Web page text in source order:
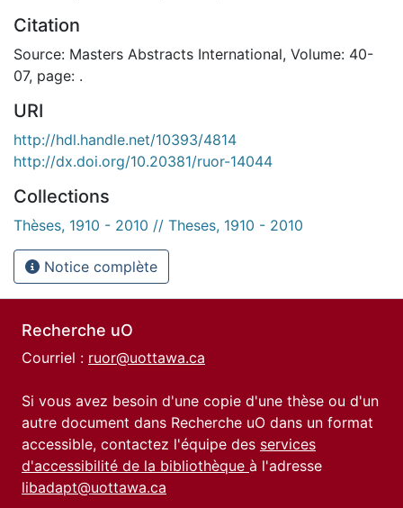
Citation
Source: Masters Abstracts International, Volume: 40-
07, page: .
URI
http://hdl.handle.net/10393/4814
http://dx.doi.org/10.20381/ruor-14044
Collections
Thèses, 1910 - 2010 // Theses, 1910 - 2010
Notice complète
Recherche uO
Courriel : ruor@uottawa.ca
Si vous avez besoin d'une copie d'une thèse ou d'un
autre document dans Recherche uO dans un format
accessible, contactez l'équipe des services
d'accessibilité de la bibliothèque à l'adresse
libadapt@uottawa.ca